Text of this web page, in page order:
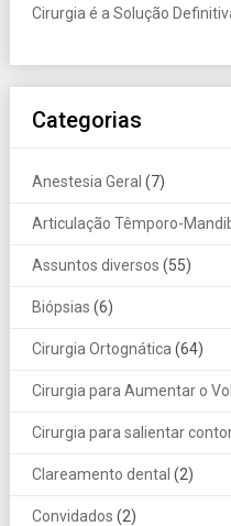
Cirurgia é a Solução
Categorias
Anestesia Geral (7)
Articulação Têmporo-
Assuntos diversos (55)
Biópsias (6)
Cirurgia Ortognática (64)
Cirurgia para Aumentar o
Cirurgia para salientar
Clareamento dental (2)
Convidados (2)